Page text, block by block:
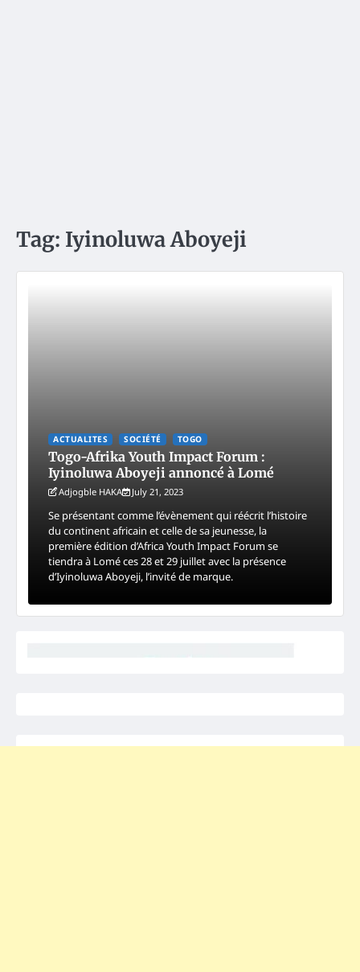
Tag: Iyinoluwa Aboyeji
ACTUALITES SOCIÉTÉ TOGO
Togo-Afrika Youth Impact Forum :
Iyinoluwa Aboyeji annoncé à Lomé
Adjogble HAKA July 21, 2023
Se présentant comme l’évènement qui réécrit l’histoire
du continent africain et celle de sa jeunesse, la
première édition d’Africa Youth Impact Forum se
tiendra à Lomé ces 28 et 29 juillet avec la présence
d’Iyinoluwa Aboyeji, l’invité de marque.